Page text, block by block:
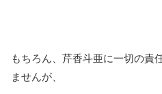
もちろん、芹香斗亜に一切の責
ませんが、